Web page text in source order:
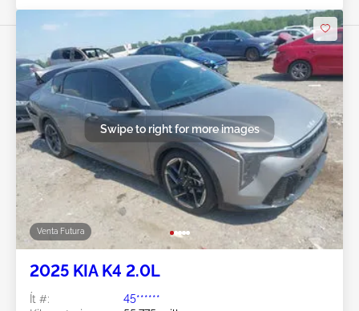
Venta Futura
Swipe to right for more images
2025 KIA K4 2.0L
Ít #:
45******